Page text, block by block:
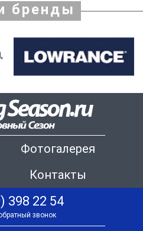
бренды
Фотогалерея
Контакты
398 22 54
звонок